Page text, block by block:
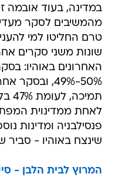
טרם החליטו למי
שונות משני סקרים
האחרונים באוהיו:
לאחת ממדינוית
פנסילבניה ומדינות
שינצח באוהיו - סביר
המרוץ לבית הלבן -